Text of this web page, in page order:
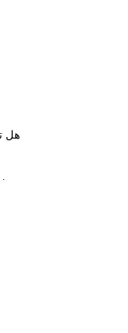
هل ترغبون بتحديد موعد اجتماع مسبقاً؟ لا تترددوا في التواصل معنا قبل الفعالية. سيسعد فريقنا بترتيب جلسة نقاش مخصصة خلال المعرض.
.